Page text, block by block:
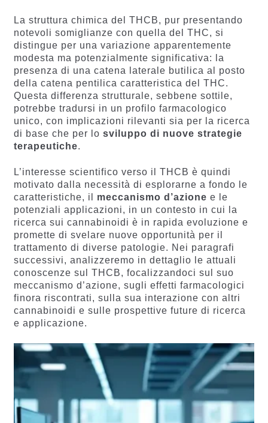
La struttura chimica del THCB, pur presentando
notevoli somiglianze con quella del THC, si
distingue per una variazione apparentemente
modesta ma potenzialmente significativa: la
presenza di una catena laterale butilica al posto
della catena pentilica caratteristica del THC.
Questa differenza strutturale, sebbene sottile,
potrebbe tradursi in un profilo farmacologico
unico, con implicazioni rilevanti sia per la ricerca
di base che per lo sviluppo di nuove strategie
terapeutiche.
L’interesse scientifico verso il THCB è quindi
motivato dalla necessità di esplorarne a fondo le
caratteristiche, il meccanismo d’azione e le
potenziali applicazioni, in un contesto in cui la
ricerca sui cannabinoidi è in rapida evoluzione e
promette di svelare nuove opportunità per il
trattamento di diverse patologie. Nei paragrafi
successivi, analizzeremo in dettaglio le attuali
conoscenze sul THCB, focalizzandoci sul suo
meccanismo d’azione, sugli effetti farmacologici
finora riscontrati, sulla sua interazione con altri
cannabinoidi e sulle prospettive future di ricerca
e applicazione.